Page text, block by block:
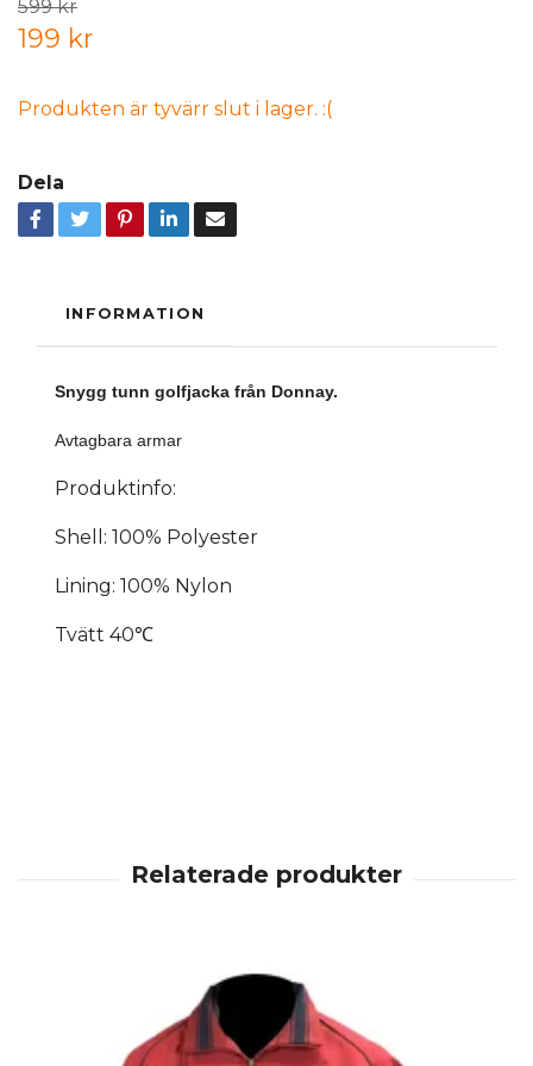
599 kr
199 kr
Produkten är tyvärr slut i lager. :(
Dela
INFORMATION
Snygg tunn golfjacka från Donnay.
Avtagbara armar
Produktinfo:
Shell: 100% Polyester
Lining: 100% Nylon
Tvätt 40℃